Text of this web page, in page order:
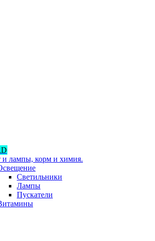
и лампы, корм и химия.
Светильники
Лампы
Пускатели